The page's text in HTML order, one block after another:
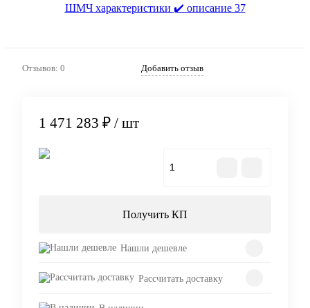
Отзывов: 0 Добавить отзыв
1 471 283 ₽ / шт
Получить КП
Нашли дешевле
Рассчитать доставку